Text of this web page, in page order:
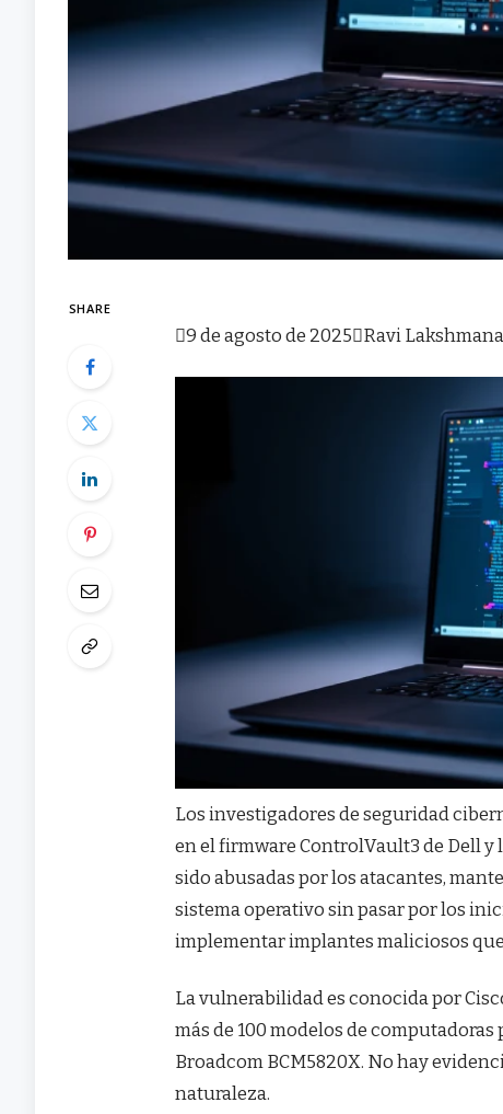
SHARE
9 de agosto de 2025Ravi
Los investigadores de seguridad
en el firmware ControlVault3 de Dell
sido abusadas por los atacantes,
sistema operativo sin pasar por los
implementar implantes maliciosos
La vulnerabilidad es conocida por
más de 100 modelos de
Broadcom BCM5820X. No hay
naturaleza.